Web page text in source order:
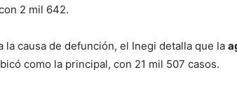
2 mil 642.
la causa de defunción, el Inegi detalla que la
como la principal, con 21 mil 507 casos.